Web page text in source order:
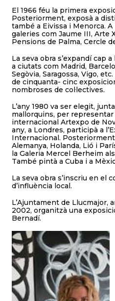
El 1966 féu la primera
Posteriorment, exposà a
també a Eivissa i Menorca. A
galeries com Jaume III, Arte
Pensions de Palma, Cercle
La seva obra s’expandí cap
a ciutats com Madrid,
Segòvia, Saragossa, Vigo,
de cinquanta- cinc
nombroses de col·lectives.
L’any 1980 va ser elegit,
mallorquins, per representar
internacional Artexpo de
any, a Londres, participà a
Internacional. Posteriorment
Alemanya, Holanda, Lió i
la Galeria Mercel Berheim
També pintà a Cuba i a
La seva obra s’inscriu en el
d’influència local.
L’Ajuntament de Llucmajor,
2002, organitzà una
Bernadí.